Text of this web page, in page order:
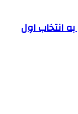
انتخاب اول